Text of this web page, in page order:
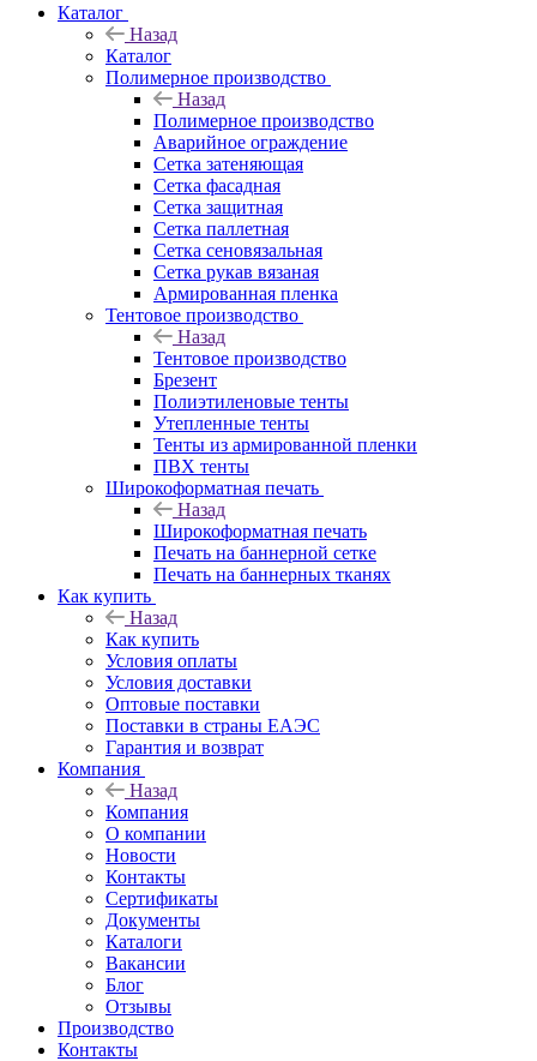
Каталог
Назад
Каталог
Полимерное производство
Назад
Полимерное производство
Аварийное ограждение
Сетка затеняющая
Сетка фасадная
Сетка защитная
Сетка паллетная
Сетка сеновязальная
Сетка рукав вязаная
Армированная пленка
Тентовое производство
Назад
Тентовое производство
Брезент
Полиэтиленовые тенты
Утепленные тенты
Тенты из армированной пленки
ПВХ тенты
Широкоформатная печать
Назад
Широкоформатная печать
Печать на баннерной сетке
Печать на баннерных тканях
Как купить
Назад
Как купить
Условия оплаты
Условия доставки
Оптовые поставки
Поставки в страны ЕАЭС
Гарантия и возврат
Компания
Назад
Компания
О компании
Новости
Контакты
Сертификаты
Документы
Каталоги
Вакансии
Блог
Отзывы
Производство
Контакты